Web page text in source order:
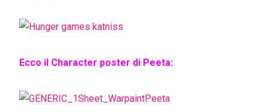
Ecco il Character poster di Peeta: